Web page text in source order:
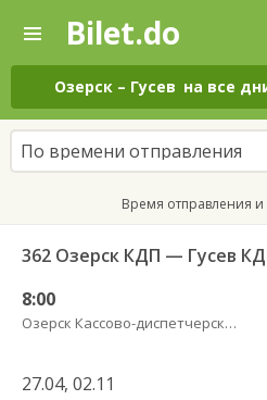
—
Поиск
и
покупка
билетов
на
автобус
онлайн
Bilet.do
Озерск – Гусев на все
По времени отправления
Время отправления
362 Озерск КДП — Гусев
8:00
Озерск Кассово-диспетчерский пункт
27.04, 02.11